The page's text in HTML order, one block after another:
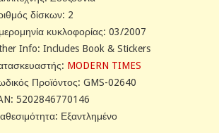
δίσκων: 2
κυκλοφορίας: 03/2007
Info: Includes Book & Stickers
MODERN TIMES
Προϊόντος: GMS-02640
5202846770146
Εξαντλημένο